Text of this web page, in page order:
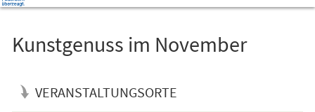
Kunstgenuss im November
VERANSTALTUNGSORTE